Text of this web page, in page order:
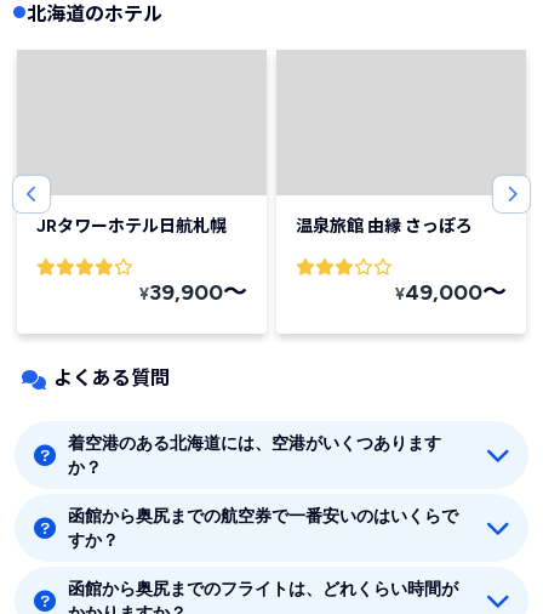
北海道のホテル
JRタワーホテル日航札幌
¥39,900〜
温泉旅館 由縁 さっぽろ
¥49,000〜
よくある質問
着空港のある北海道には、空港がいくつあります
か？
着空港のある北海道には12つの空港があります。新千
歳、丘珠、旭川、帯広、釧路、函館、稚内、奥尻、中標
函館から奥尻までの航空券で一番安いのはいくらで
すか？
函館から奥尻までの最安値はJAL(日本航空)の6700円で
函館から奥尻までのフライトは、どれくらい時間が